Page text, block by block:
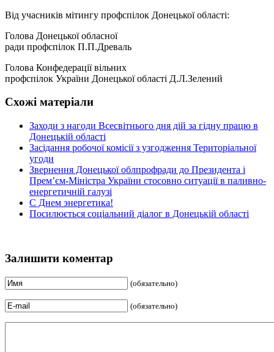
Від учасників мітингу профспілок Донецької області:
Голова Донецької обласної
ради профспілок П.П.Древаль
Голова Конфедерації вільних
профспілок України Донецької області Д.Л.Зелений
Схожі матеріали
Заходи з нагоди Всесвітнього дня дій за гідну працю в
Донецькій області
Засідання робочої комісії з узгодження Територіальної
угоди
Звернення Донецької облпрофради до Президента і
Прем’єм-Міністра України стосовно ситуації в паливно-
енергетичній галузі
С Днем энергетика!
Посилюється соціальний діалог в Донецькій області
Залишити коментар
(обязательно)
(обязательно)